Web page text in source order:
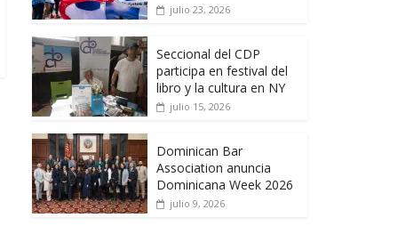
julio 23, 2026
Seccional del CDP
participa en festival del
libro y la cultura en NY
julio 15, 2026
Dominican Bar
Association anuncia
Dominicana Week 2026
julio 9, 2026